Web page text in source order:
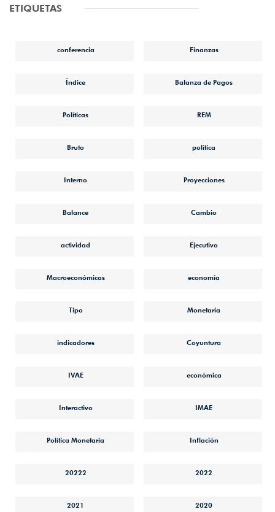
ETIQUETAS
conferencia Finanzas
Índice Balanza de Pagos
Políticas REM
Bruto política
Interno Proyecciones
Balance Cambio
actividad Ejecutivo
Macroeconómicas economía
Tipo Monetaria
indicadores Coyuntura
IVAE económica
Interactivo IMAE
Política Monetaria Inflación
20222 2022
2021 2020